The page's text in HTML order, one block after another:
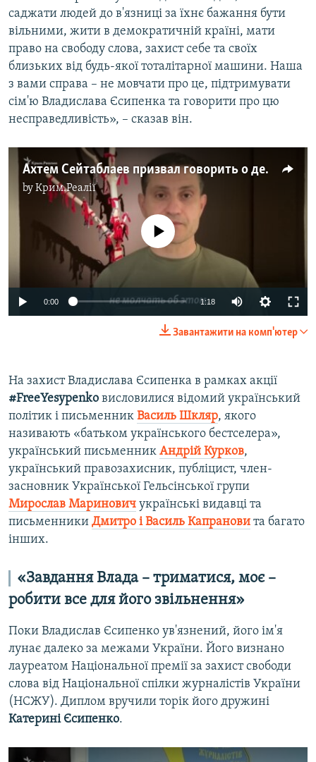
саджати людей до в'язниці за їхнє бажання бути
вільними, жити в демократичній країні, мати
право на свободу слова, захист себе та своїх
близьких від будь-якої тоталітарної машини. Наша
з вами справа – не мовчати про це, підтримувати
сім'ю Владислава Єсипенка та говорити про цю
несправедливість», – сказав він.
Ахтем Сейтаблаев призвал говорить о деле Есипенко
byКрим.Реалії
720p 1080p
No media source currently available
0:00 1:18
720p
1080p
Завантажити на комп'ютер
На захист Владислава Єсипенка в рамках акції
#FreeYesypenko висловилися відомий український
політик і письменник Василь Шкляр, якого
називають «батьком українського бестселера»,
український письменник Андрій Курков,
український правозахисник, публіцист, член-
засновник Української Гельсінської групи
Мирослав Маринович українські видавці та
письменники Дмитро і Василь Капранови та багато
інших.
«Завдання Влада – триматися, моє –
робити все для його звільнення»
Поки Владислав Єсипенко ув'язнений, його ім'я
лунає далеко за межами України. Його визнано
лауреатом Національної премії за захист свободи
слова від Національної спілки журналістів України
(НСЖУ). Диплом вручили торік його дружині
Катерині Єсипенко.